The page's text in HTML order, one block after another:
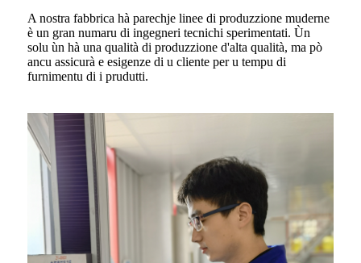
A nostra fabbrica hà parechje linee di produzzione muderne
è un gran numaru di ingegneri tecnichi sperimentati. Ùn
solu ùn hà una qualità di produzzione d'alta qualità, ma pò
ancu assicurà e esigenze di u cliente per u tempu di
furnimentu di i prudutti.